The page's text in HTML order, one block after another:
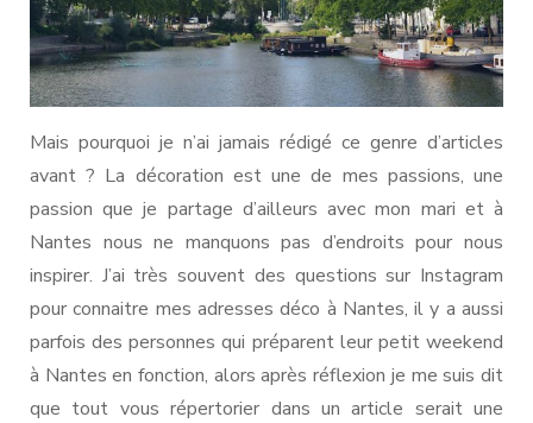
Mais pourquoi je n’ai jamais rédigé ce genre d’articles
avant ? La décoration est une de mes passions, une
passion que je partage d’ailleurs avec mon mari et à
Nantes nous ne manquons pas d’endroits pour nous
inspirer. J’ai très souvent des questions sur Instagram
pour connaitre mes adresses déco à Nantes, il y a aussi
parfois des personnes qui préparent leur petit weekend
à Nantes en fonction, alors après réflexion je me suis dit
que tout vous répertorier dans un article serait une